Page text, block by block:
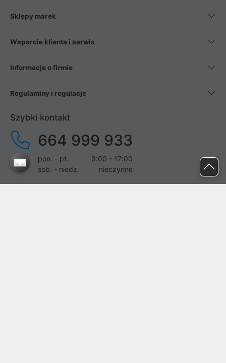
Sklepy marek
Wsparcie klienta i serwis
Informacje o firmie
Regulaminy i regulacje
Szybki kontakt
664 999 933
pon. - pt.
9:00 - 17:00
sob. - niedz.
nieczynne